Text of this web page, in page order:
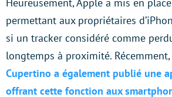
permettant aux propriétaires
si un tracker considéré comme
longtemps à proximité. Récemment,
Cupertino a également publié une
offrant cette fonction aux